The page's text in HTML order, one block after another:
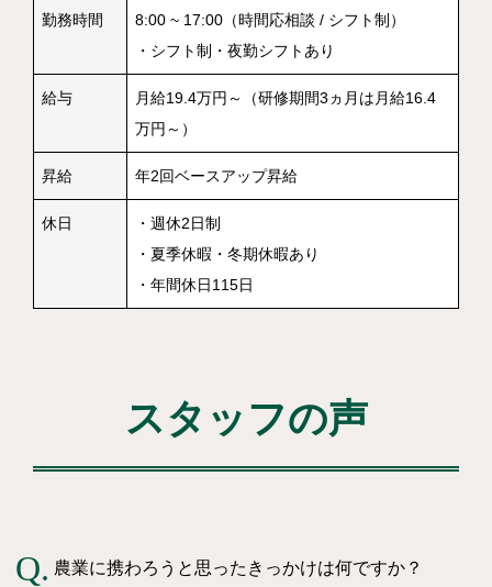
勤務時間
8:00 ~ 17:00（時間応相談 / シフト制）
・シフト制・夜勤シフトあり
給与
月給19.4万円～（研修期間3ヵ月は月給16.4
万円～）
昇給 年2回ベースアップ昇給
休日
・週休2日制
・夏季休暇・冬期休暇あり
・年間休日115日
スタッフの声
農業に携わろうと思ったきっかけは何ですか？